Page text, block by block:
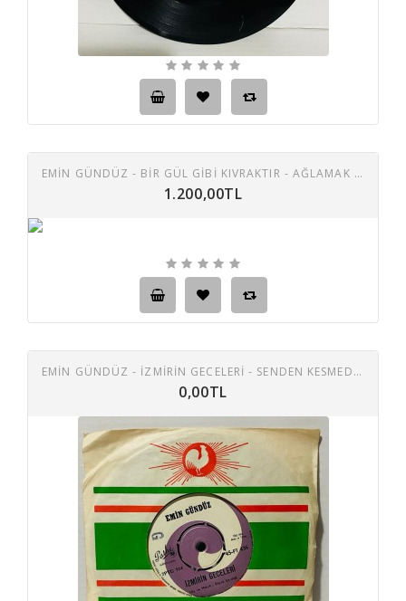
EMIN GÜNDÜZ - BIR GÜL GIBI KIVRAKTIR - AĞLAMAK INLEMEK TAŞ PLAK
1.200,00TL
EMIN GÜNDÜZ - IZMIRIN GECELERI - SENDEN KESMEDIM ÜMIDIMI 45 LIK PLAK
0,00TL